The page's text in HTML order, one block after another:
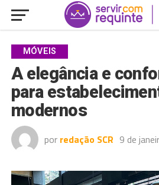
MÓVEIS
A elegância e
para
modernos
por redação SCR 9 de